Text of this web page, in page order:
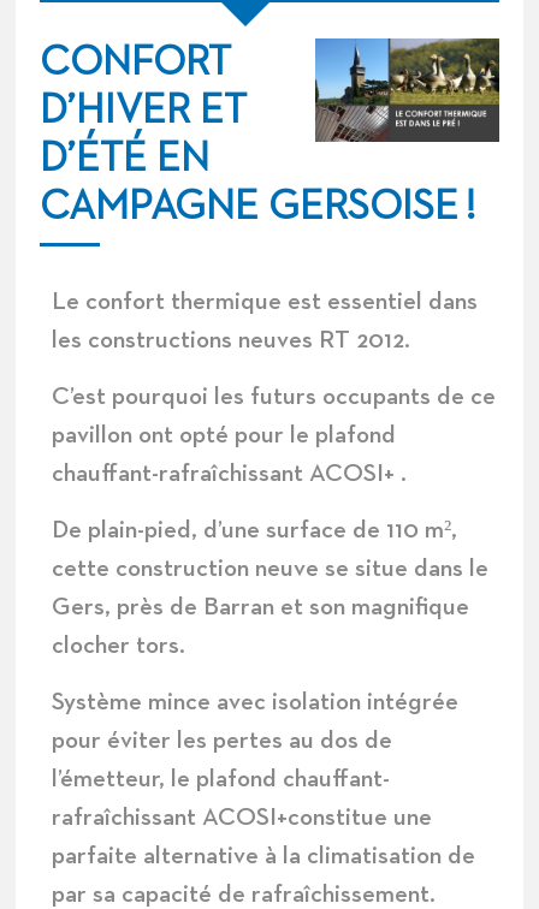
CONFORT
D’HIVER ET
D’ÉTÉ EN
CAMPAGNE GERSOISE !
Le confort thermique est essentiel dans
les constructions neuves RT 2012.
C’est pourquoi les futurs occupants de ce
pavillon ont opté pour le plafond
chauffant-rafraîchissant ACOSI+ .
De plain-pied, d’une surface de 110 m²,
cette construction neuve se situe dans le
Gers, près de Barran et son magnifique
clocher tors.
Système mince avec isolation intégrée
pour éviter les pertes au dos de
l’émetteur, le plafond chauffant-
rafraîchissant ACOSI+constitue une
parfaite alternative à la climatisation de
par sa capacité de rafraîchissement.